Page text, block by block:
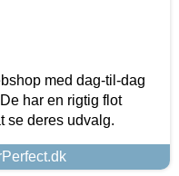
med dag-til-dag
har en rigtig flot
se deres udvalg.